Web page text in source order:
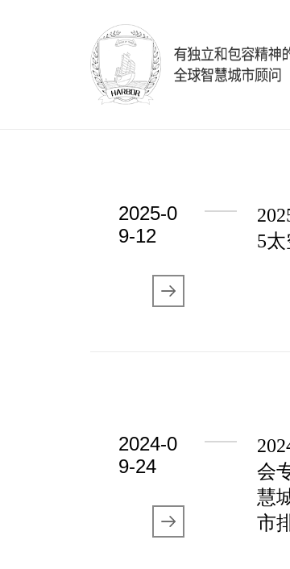
2025-0
9-12
5
2024-0
9-24
会
慧
市